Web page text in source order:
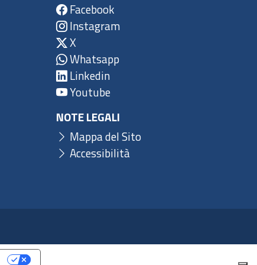
Facebook
Instagram
X
Whatsapp
Linkedin
Youtube
NOTE LEGALI
Mappa del Sito
Accessibilità